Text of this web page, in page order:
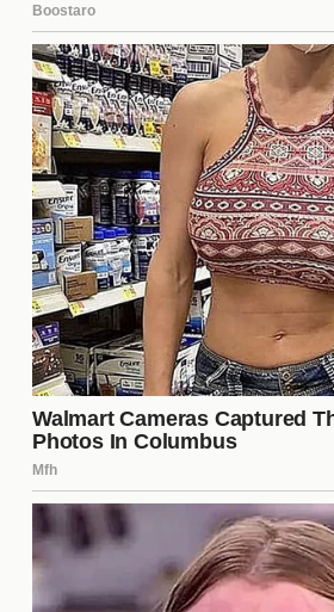
popularidad, sino que
discusiones sobre su carácter
del juego.
La relación de
concursantes
La dinámica de Matías con
fascinante. Ha establecido
también ha tenido roces que
atención del público. Su
estas relaciones es crucial
juego. En particular, su relación
otros favoritos ha sido objeto
podría influir en su permanencia
Impacto en la
Matías ha logrado conectar